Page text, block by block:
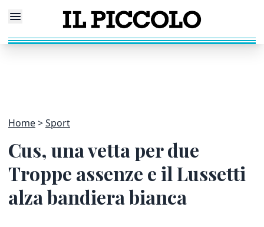
Home Sport
Cus, una vetta per due
Troppe assenze e il Lussetti
alza bandiera bianca